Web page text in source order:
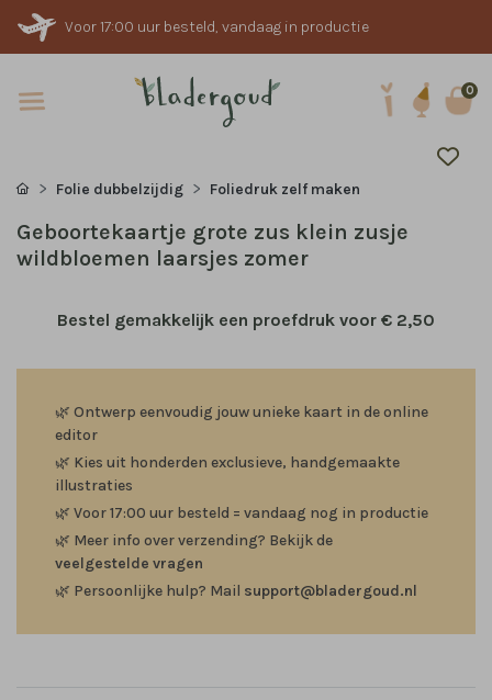
Voor 17:00 uur besteld, vandaag in productie
0
Folie dubbelzijdig Foliedruk zelf maken
Geboortekaartje grote zus klein zusje
wildbloemen laarsjes zomer
Bestel gemakkelijk een proefdruk voor € 2,50
🌿 Ontwerp eenvoudig jouw unieke kaart in de online
editor
🌿 Kies uit honderden exclusieve, handgemaakte
illustraties
🌿 Voor 17:00 uur besteld = vandaag nog in productie
🌿 Meer info over verzending? Bekijk de
veelgestelde vragen
🌿 Persoonlijke hulp? Mail support@bladergoud.nl